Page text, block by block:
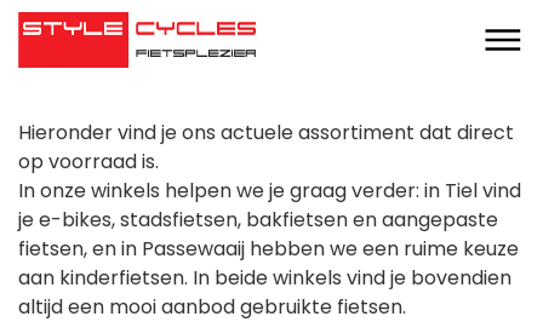
Hieronder vind je ons actuele assortiment dat direct
op voorraad is.
In onze winkels helpen we je graag verder: in Tiel vind
je e-bikes, stadsfietsen, bakfietsen en aangepaste
fietsen, en in Passewaaij hebben we een ruime keuze
aan kinderfietsen. In beide winkels vind je bovendien
altijd een mooi aanbod gebruikte fietsen.